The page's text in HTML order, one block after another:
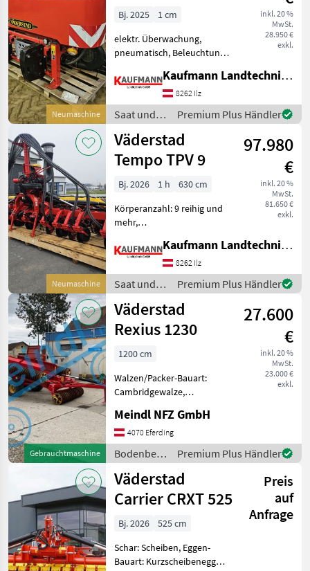
Neumaschine
inkl. 20 %
MwSt.
28.950 €
exkl.
Bj. 2025
1 cm
elektr. Überwachung,
pneumatisch, Beleuchtung
2200 in Druckausführung,
mit Rührwelle,
Beleuchtung,
Arbeitsbeleuchtung, 6x40kg
Zusatzgewichte, Ve
Kaufmann Landtechnik GmbH
8262 Ilz
Saat und
Pflege /
Väderstad
Premium Plus Händler
Neumaschine
Väderstad
Tempo TPV 9
97.980
€
inkl. 20 %
MwSt.
81.650 €
exkl.
Bj. 2026 1 h
630 cm
Körperanzahl: 9 reihig und
mehr,
elektr. Überwachung,
Reihendüngerstreuer,
pneumatisch, Mais, hydr.
klappbar,
Gummidruckrollen,
Direktsaatausstatt
Kaufmann Landtechnik GmbH
8262 Ilz
Saat und
Pflege /
Väderstad
Premium Plus Händler
Gebrauchtmaschine
Väderstad
Rexius 1230
27.600
€
inkl. 20 %
MwSt.
23.000 €
exkl.
1200 cm
Walzen/Packer-Bauart:
Cambridgewalze,
Cambridgewalze
Arbeitsbreite 12m
Bodenbearbeitung
Walzen/Packer
Meindl NFZ GmbH
4070 Eferding
Bodenbearbeitung
/ Väderstad
Premium Plus Händler
Väderstad
Carrier CRXT 525
Preis
auf
Anfrage
Bj. 2026
525 cm
Schar: Scheiben, Eggen-
Bauart: Kurzscheibenegge,